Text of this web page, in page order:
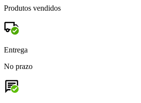
Produtos vendidos
Entrega
No prazo